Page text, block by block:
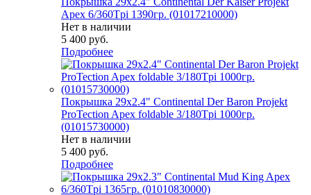
Apex 6/360Tpi 1390гр. (01017210000)
Нет в наличии
5 400 руб.
Подробнее
Покрышка 29x2.4" Continental Der Baron Projekt
ProTection Apex foldable 3/180Tpi 1000гр.
(01015730000)
Нет в наличии
5 400 руб.
Подробнее